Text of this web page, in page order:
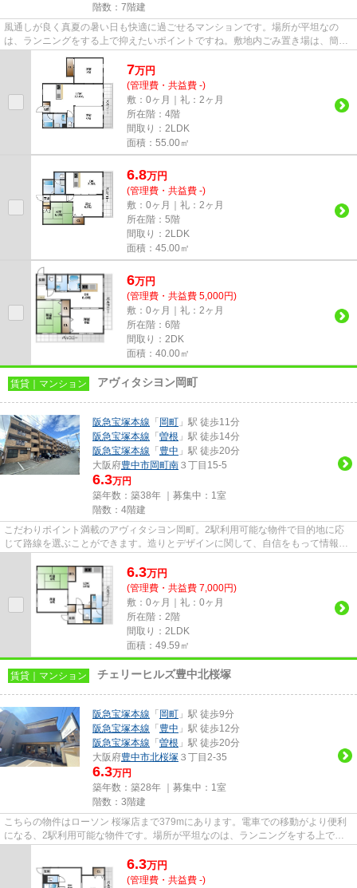
階数：7階建
風通しが良く真夏の暑い日も快適に過ごせるマンションです。場所が平坦なの
は、ランニングをする上で抑えたいポイントですね。敷地内ごみ置き場は、簡単
にごみ捨てができるのが魅力で...
7万円
(管理費・共益費 -)
敷：0ヶ月｜礼：2ヶ月
所在階：4階
間取り：2LDK
面積：55.00㎡
6.8万円
(管理費・共益費 -)
敷：0ヶ月｜礼：2ヶ月
所在階：5階
間取り：2LDK
面積：45.00㎡
6万円
(管理費・共益費 5,000円)
敷：0ヶ月｜礼：2ヶ月
所在階：6階
間取り：2DK
面積：40.00㎡
賃貸｜マンション アヴィタシヨン岡町
阪急宝塚本線 「 岡町 」駅 徒歩11分
阪急宝塚本線 「 曽根 」駅 徒歩14分
阪急宝塚本線 「 豊中 」駅 徒歩20分
大阪府豊中市岡町南 ３丁目15-5
6.3万円
築年数：築38年 ｜募集中： 1室
階数：4階建
こだわりポイント満載のアヴィタシヨン岡町。2駅利用可能な物件で目的地に応
じて路線を選ぶことができます。造りとデザインに関して、自信をもって情報を
6.3万円
(管理費・共益費 7,000円)
敷：0ヶ月｜礼：0ヶ月
所在階：2階
間取り：2LDK
面積：49.59㎡
賃貸｜マンション チェリーヒルズ豊中北桜塚
阪急宝塚本線 「 岡町 」駅 徒歩9分
阪急宝塚本線 「 豊中 」駅 徒歩12分
阪急宝塚本線 「 曽根 」駅 徒歩20分
大阪府豊中市北桜塚 ３丁目2-35
6.3万円
築年数：築28年 ｜募集中： 1室
階数：3階建
こちらの物件はローソン 桜塚店まで379mにあります。電車での移動がより便利
になる、2駅利用可能な物件です。場所が平坦なのは、ランニングをする上で抑
6.3万円
(管理費・共益費 -)